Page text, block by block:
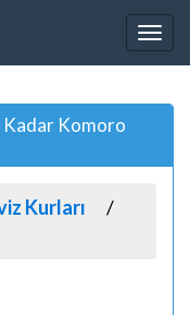
Kadar Komoro
Kurları